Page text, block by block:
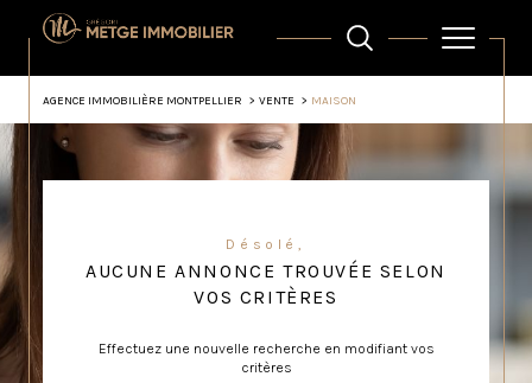
AGENCE IMMOBILIÈRE MONTPELLIER VENTE MAISON
Désolé,
AUCUNE ANNONCE TROUVÉE SELON
VOS CRITÈRES
Effectuez une nouvelle recherche en modifiant vos
critères